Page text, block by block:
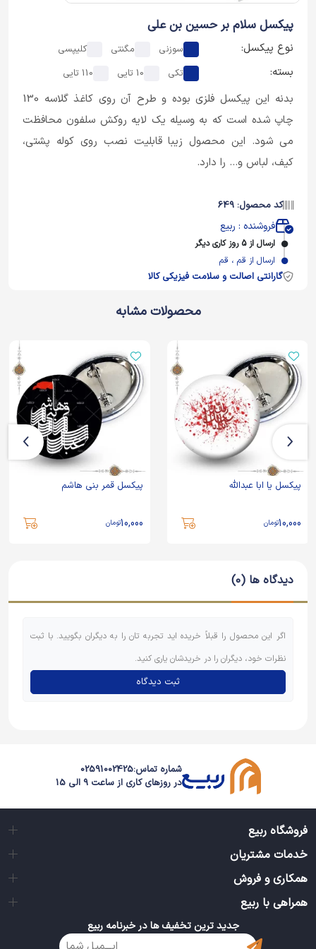
پیکسل سلام بر حسین بن علی
نوع پیکسل: سوزنی مگنتی کلیپسی
بسته: تکی 10 تایی 110 تایی
بدنه این پیکسل فلزی بوده و طرح آن روی کاغذ گلاسه 130
چاپ شده است که به وسیله یک لایه روکش سلفون محافظت
می شود. این محصول زیبا قابلیت نصب روی کوله پشتی،
کیف، لباس و... را دارد.
کد محصول: 649
فروشنده : ربیع
ارسال از 5 روز کاری دیگر
ارسال از قم ، قم
گارانتی اصالت و سلامت فیزیکی کالا
محصولات مشابه
پیکسل یا ابا عبدالله
10,000تومان
پیکسل قمر بنی هاشم
10,000تومان
دیدگاه ها (0)
اگر این محصول را قبلاً خریده اید تجربه تان را به دیگران بگویید. با ثبت
نظرات خود، دیگران را در خریدشان یاری کنید.
ثبت دیدگاه
شماره تماس:02591002425
در روزهای کاری از ساعت 9 الی 15
فروشگاه ربیع
خدمات مشتریان
همکاری و فروش
همراهی با ربیع
جدید ترین تخفیف ها در خبرنامه ربیع